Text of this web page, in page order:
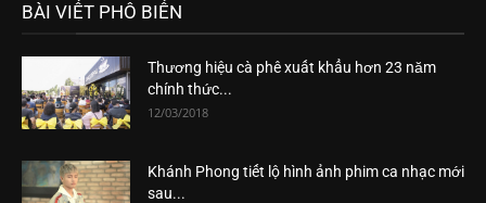
BÀI VIẾT PHỔ BIẾN
Thương hiệu cà phê xuất khẩu hơn 23 năm
chính thức...
12/03/2018
Khánh Phong tiết lộ hình ảnh phim ca nhạc mới
sau...